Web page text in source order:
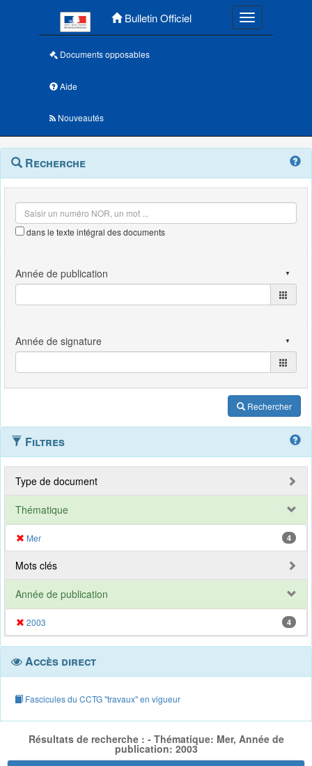
Bulletin Officiel Toggle
Documents opposables
Aide
Nouveautés
Navigation
outils
Menu
contextuel
Recherche
dans le texte intégral des documents
Rechercher
Filtres
Type de document
Thématique
Mer 4
Mots clés
Année de publication
2003 4
Accès direct
Fascicules du CCTG "travaux" en vigueur
Résultats de recherche : - Thématique: Mer, Année de
publication: 2003